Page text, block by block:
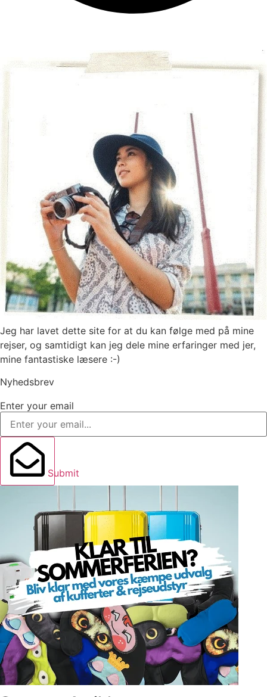
Jeg har lavet dette site for at du kan følge med på mine
rejser, og samtidigt kan jeg dele mine erfaringer med jer,
mine fantastiske læsere :-)
Nyhedsbrev
Enter your email
Submit